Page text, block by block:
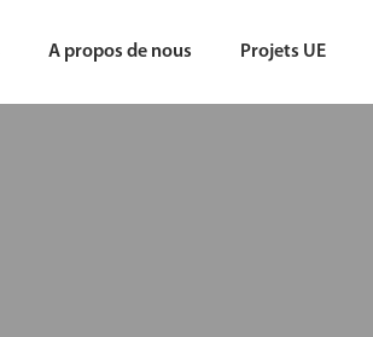
A propos de nous Projets UE